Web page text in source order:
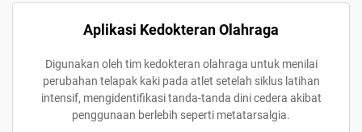
Aplikasi Kedokteran Olahraga
Digunakan oleh tim kedokteran olahraga untuk menilai
perubahan telapak kaki pada atlet setelah siklus latihan
intensif, mengidentifikasi tanda-tanda dini cedera akibat
penggunaan berlebih seperti metatarsalgia.